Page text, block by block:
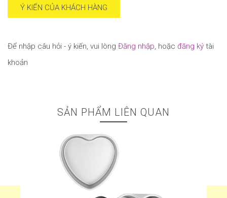
Ý KIẾN CỦA KHÁCH HÀNG
Để nhập câu hỏi - ý kiến, vui lòng Đăng nhập, hoặc đăng ký tài
khoản
SẢN PHẨM LIÊN QUAN